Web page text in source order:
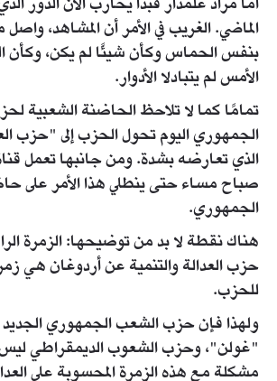
الماضي. الغريب في الأمر أن المشاهد،
بنفس الحماس وكأن شيئًا لم يكن، وكأن
الأمس لم يتبادلا الأدوار.
تمامًا كما لا تلاحظ الحاضنة الشعبية
الجمهوري اليوم تحول الحزب إلى "حزب
الذي تعارضه بشدة. ومن جانبها تعمل
صباح مساء حتى ينطلي هذا الأمر على
الجمهوري.
هناك نقطة لا بد من توضيحها: الزمرة
حزب العدالة والتنمية عن أردوغان هي
للحزب.
ولهذا فإن حزب الشعب الجمهوري
"غولن"، وحزب الشعوب الديمقراطي
مشكلة مع هذه الزمرة المحسوبة على